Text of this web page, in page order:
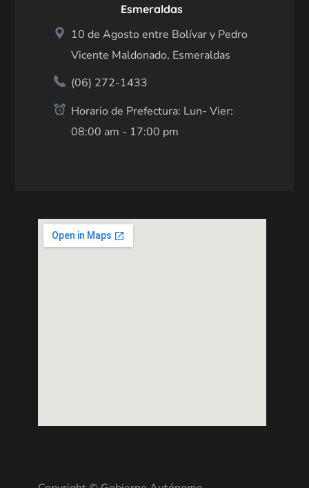
Esmeraldas
10 de Agosto entre Bolívar y Pedro
Vicente Maldonado, Esmeraldas
(06) 272-1433
Horario de Prefectura: Lun- Vier:
08:00 am - 17:00 pm